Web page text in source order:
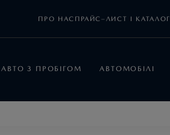
ПРО НАС ПРАЙС–ЛИСТ І КАТАЛОГ
АВТО З ПРОБІГОМ АВТОМОБІЛІ